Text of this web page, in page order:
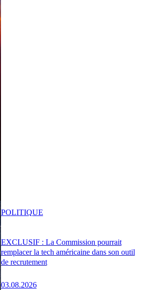
EXCLUSIF : La Commission pourrait
remplacer la tech américaine dans son outil
de recrutement
03.08.2026
POLITIQUE